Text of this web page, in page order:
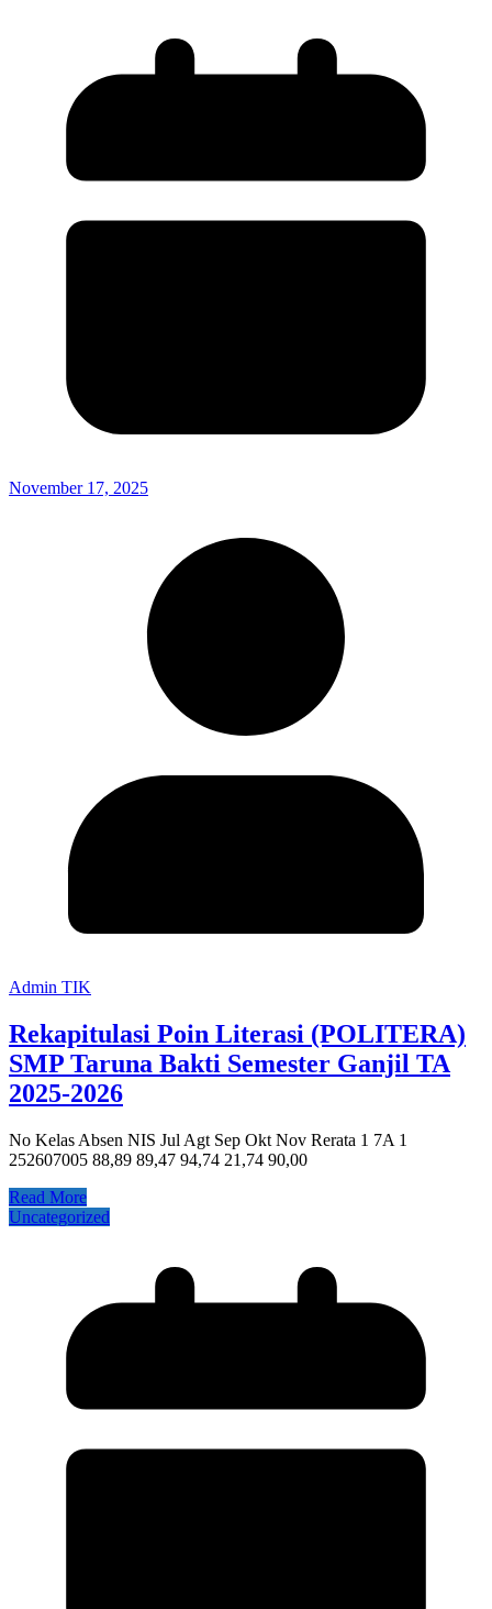
November 17, 2025
Admin TIK
Rekapitulasi Poin Literasi (POLITERA)
SMP Taruna Bakti Semester Ganjil TA
2025-2026
No Kelas Absen NIS Jul Agt Sep Okt Nov Rerata 1 7A 1
252607005 88,89 89,47 94,74 21,74 90,00
Read More
Uncategorized